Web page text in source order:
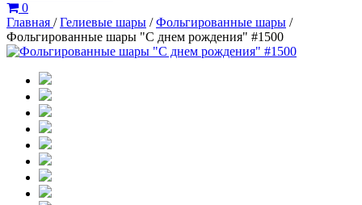
0
Главная /Гелиевые шары /Фольгированные шары /
Фольгированные шары "С днем рождения" #1500